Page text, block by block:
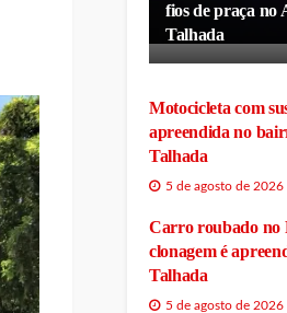
fios de praça no
Talhada
Motocicleta com
apreendida no
Talhada
5 de agosto de 2026
Carro roubado no
clonagem é
Talhada
5 de agosto de 2026